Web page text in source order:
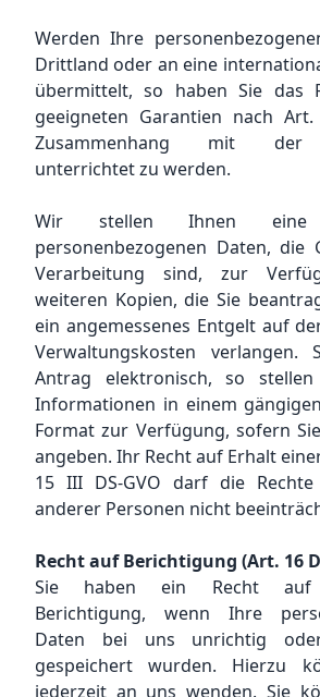
Werden Ihre
Drittland oder an eine
übermittelt, so haben Sie das
geeigneten Garantien nach
Zusammenhang mit der
unterrichtet zu werden.
Wir stellen Ihnen
personenbezogenen Daten, die
Verarbeitung sind, zur
weiteren Kopien, die Sie
ein angemessenes Entgelt auf
Verwaltungskosten verlangen.
Antrag elektronisch, so
Informationen in einem
Format zur Verfügung, sofern
angeben. Ihr Recht auf Erhalt
15 III DS-GVO darf die
anderer Personen nicht
Recht auf Berichtigung (Art. 16
Sie haben ein Recht auf
Berichtigung, wenn Ihre
Daten bei uns unrichtig
gespeichert wurden. Hierzu
jederzeit an uns wenden. Sie